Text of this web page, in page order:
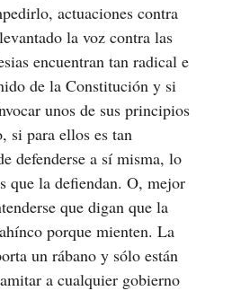
actuaciones contra
la voz contra las
encuentran tan radical e
de la Constitución y si
unos de sus principios
si para ellos es tan
defenderse a sí misma, lo
que la defiendan. O, mejor
que digan que la
porque mienten. La
un rábano y sólo están
a cualquier gobierno